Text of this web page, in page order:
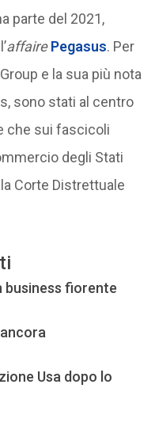
parte del 2021,
affaire Pegasus. Per
e la sua più nota
sono stati al centro
che sui fascicoli
degli Stati
Corte Distrettuale
business fiorente
Usa dopo lo